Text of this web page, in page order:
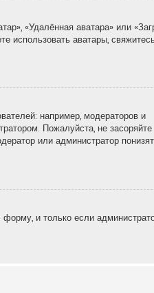
«Удалённая аватара» или
использовать аватары,
например, модераторов и
Пожалуйста, не засоряйте
или администратор
и только если